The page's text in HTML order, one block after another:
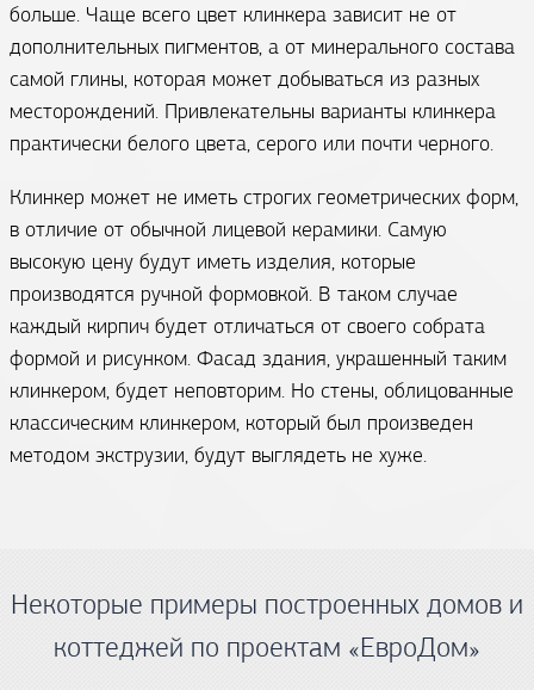
больше. Чаще всего цвет клинкера зависит не от
дополнительных пигментов, а от минерального состава
самой глины, которая может добываться из разных
месторождений. Привлекательны варианты клинкера
практически белого цвета, серого или почти черного.
Клинкер может не иметь строгих геометрических форм,
в отличие от обычной лицевой керамики. Самую
высокую цену будут иметь изделия, которые
производятся ручной формовкой. В таком случае
каждый кирпич будет отличаться от своего собрата
формой и рисунком. Фасад здания, украшенный таким
клинкером, будет неповторим. Но стены, облицованные
классическим клинкером, который был произведен
методом экструзии, будут выглядеть не хуже.
Некоторые примеры построенных домов и
коттеджей по проектам «ЕвроДом»